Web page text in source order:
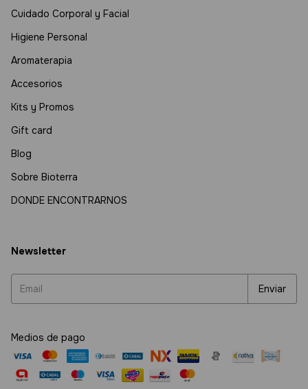
Cuidado Corporal y Facial
Higiene Personal
Aromaterapia
Accesorios
Kits y Promos
Gift card
Blog
Sobre Bioterra
DONDE ENCONTRARNOS
Newsletter
Medios de pago